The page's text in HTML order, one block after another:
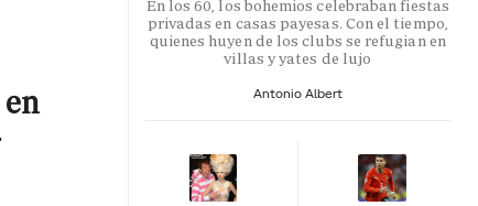
En los 60, los bohemios celebraban fiestas
privadas en casas payesas. Con el tiempo,
quienes huyen de los clubs se refugian en
villas y yates de lujo
Antonio Albert